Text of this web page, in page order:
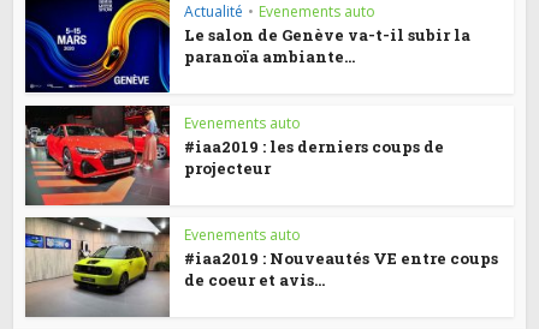
Actualité • Evenements auto
Le salon de Genève va-t-il subir la
paranoïa ambiante...
Evenements auto
#iaa2019 : les derniers coups de
projecteur
Evenements auto
#iaa2019 : Nouveautés VE entre coups
de coeur et avis...